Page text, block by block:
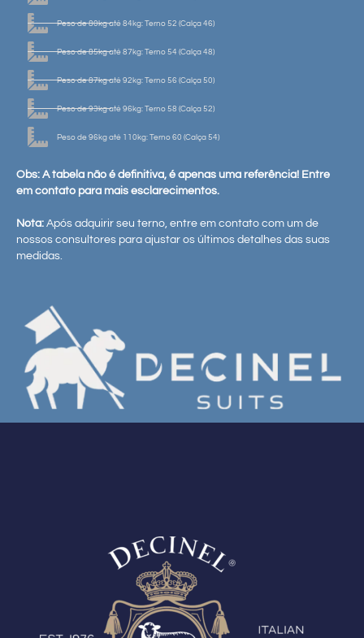
Peso de 80kg até 84kg: Terno 52 (Calça 46)
Peso de 85kg até 87kg: Terno 54 (Calça 48)
Peso de 87kg até 92kg: Terno 56 (Calça 50)
Peso de 93kg até 96kg: Terno 58 (Calça 52)
Peso de 96kg até 110kg: Terno 60 (Calça 54)
Obs: A tabela não é definitiva, é apenas uma referência! Entre
em contato para mais esclarecimentos.
Nota: Após adquirir seu terno, entre em contato com um de
nossos consultores para ajustar os últimos detalhes das suas
medidas.